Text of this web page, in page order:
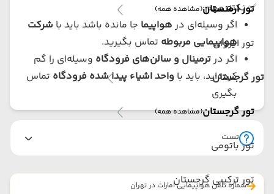
تور ارمنستان(مشاهده همه)
تور ایروان
تور گرجستان
تور گرجستان(مشاهده همه)
تور باتومی
تور ترکیبی گرجستان
✅ نکته مهم:
اگر وسیله‌ای در هواپیما جا مانده باشد باید با شرکت
هواپیمایی مربوطه تماس بگیرید.
اگر درترمینال و سالن‌های فرودگاه وسیله‌ای را گم
کرده‌اید، باید با واحد اشیاء پیدا شده فرودگاه تماس
بگیری
تست
شماره تلفن هواپیمایی امارات در تهران